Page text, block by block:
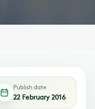
Publish date
22 February 2016